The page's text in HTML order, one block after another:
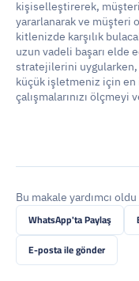
kişiselleştirerek,
yararlanarak ve müşteri
kitlenizde karşılık
uzun vadeli başarı
stratejilerini uygularken,
küçük işletmeniz için
çalışmalarınızı
Bu makale yardımcı
WhatsApp'ta Paylaş
E-posta ile gönder